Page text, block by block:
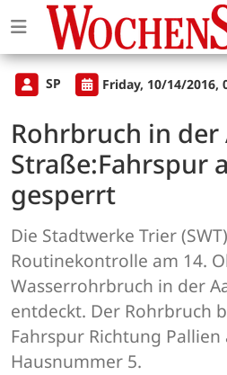
SP Friday, 10/14/2016,
Rohrbruch in der
Straße:Fahrspur
gesperrt
Die Stadtwerke Trier
Routinekontrolle am 14.
Wasserrohrbruch in der
entdeckt. Der Rohrbruch
Fahrspur Richtung
Hausnummer 5.